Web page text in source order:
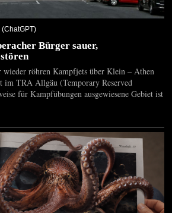
Bürger sauer,
wieder röhren Kampfjets über Klein – Athen
im TRA Allgäu (Temporary Reserved
für Kampfübungen ausgewiesene Gebiet ist